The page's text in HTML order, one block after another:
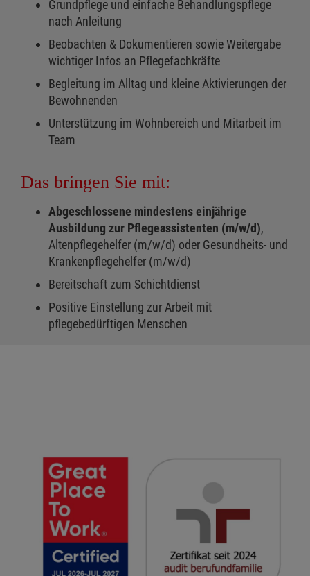
Grundpflege und einfache Behandlungspflege
nach Anleitung
Beobachten & Dokumentieren sowie Weitergabe
wichtiger Infos an Pflegefachkräfte
Begleitung im Alltag und kleine Aktivierungen der
Bewohnenden
Unterstützung im Wohnbereich und Mitarbeit im
Team
Das bringen Sie mit:
Abgeschlossene mindestens einjährige
Ausbildung zur Pflegeassistenten (m/w/d),
Altenpflegehelfer (m/w/d) oder Gesundheits- und
Krankenpflegehelfer (m/w/d)
Bereitschaft zum Schichtdienst
Positive Einstellung zur Arbeit mit
pflegebedürftigen Menschen